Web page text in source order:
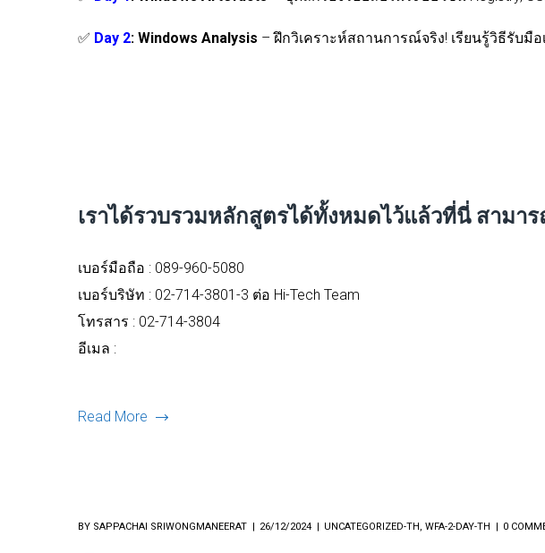
✅ Day 2: Windows Analysis – ฝึกวิเคราะห์สถานการณ์จริง! เรียนรู้วิธีรับ
เราได้รวบรวมหลักสูตรได้ทั้งหมดไว้แล้วที่นี่สามาร
เบอร์มือถือ : 089-960-5080
เบอร์บริษัท : 02-714-3801-3 ต่อ Hi-Tech Team
โทรสาร : 02-714-3804
อีเมล :
Read More
BY SAPPACHAI SRIWONGMANEERAT 26/12/2024 UNCATEGORIZED-TH, WFA-2-DAY-TH 0